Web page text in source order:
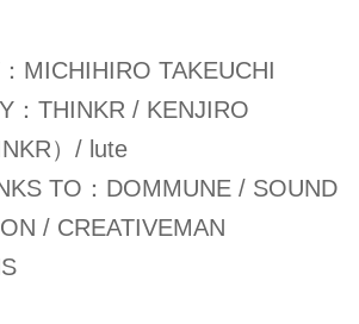
MICHIHIRO TAKEUCHI
：THINKR / KENJIRO
）/ lute
TO：DOMMUNE / SOUND
/ CREATIVEMAN